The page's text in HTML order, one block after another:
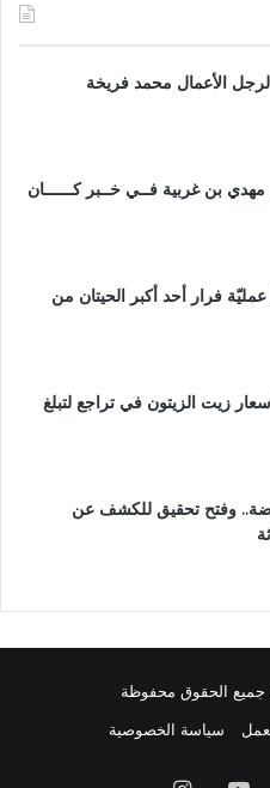
لرجل الأعمال محمد فريخة
بن غربية فــي خــبر كــــــان
فرار أحد أكبر الحيتان من
زيت الزيتون في تراجع لتبلغ
وفتح تحقيق للكشف عن
سياسة الخصوصية